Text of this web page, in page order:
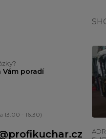
Vám poradí
13:00 - 16:30)